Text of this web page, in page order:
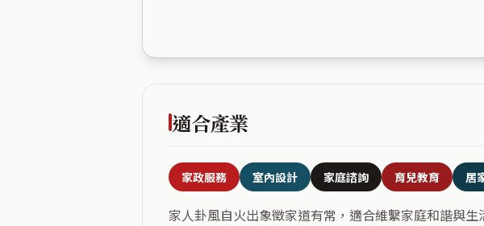
適合產業
家政服務 室內設計 家庭諮詢 育兒教育 居
家人卦風自火出象徵家道有常，適合維繫家庭和諧與生